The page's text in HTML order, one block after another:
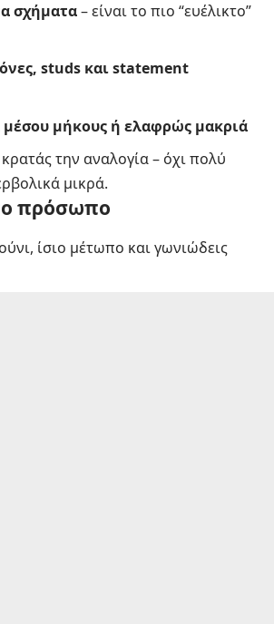
σχήματα– είναι το πιο “ευέλικτο”
studs και statement
μέσου μήκους ή ελαφρώς μακριά
την αναλογία – όχι πολύ
μικρά.
πρόσωπο
ίσιο μέτωπο και γωνιώδεις